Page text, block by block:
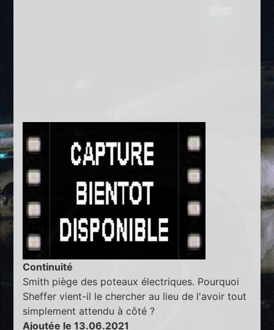
Continuité
Smith piège des poteaux électriques. Pourquoi
Sheffer vient-il le chercher au lieu de l'avoir tout
simplement attendu à côté ?
Ajoutée le 13.06.2021